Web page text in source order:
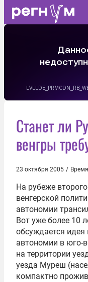
Станет ли
венгры
23 октября 2005 /
На рубеже
венгерской
автономии
Вот уже более 10
обсуждается идея
автономии в юго-
на территории
уезда Муреш
компактно